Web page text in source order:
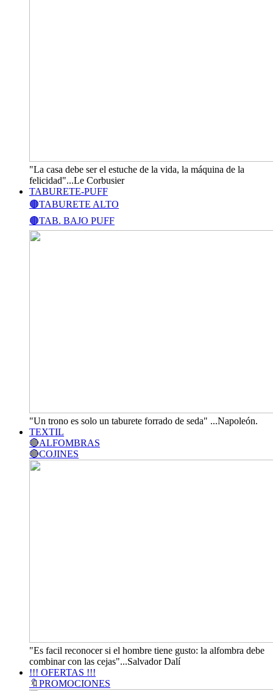
"La casa debe ser el estuche de la vida, la máquina de la
felicidad"...Le Corbusier
TABURETE-PUFF
🟤TABURETE ALTO
🟤TAB. BAJO PUFF
"Un trono es solo un taburete forrado de seda" ...Napoleón.
TEXTIL
🔴ALFOMBRAS
🔴COJINES
"Es facil reconocer si el hombre tiene gusto: la alfombra debe
combinar con las cejas"...Salvador Dalí
!!! OFERTAS !!!
🔖PROMOCIONES